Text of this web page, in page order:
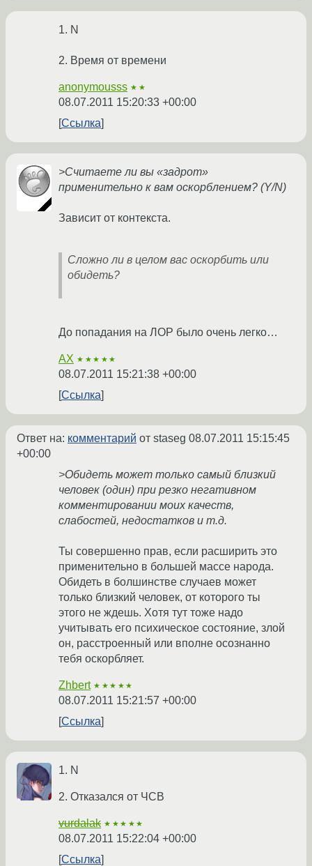
1. N
2. Время от времени
anonymousss ★★
08.07.2011 15:20:33 +00:00
Ссылка
>Считаете ли вы «задрот»
применительно к вам оскорблением? (Y/N)
Зависит от контекста.
Сложно ли в целом вас оскорбить или
обидеть?
До попадания на ЛОР было очень легко…
AX ★★★★★
08.07.2011 15:21:38 +00:00
Ссылка
Ответ на: комментарий от staseg 08.07.2011 15:15:45
+00:00
>Обидеть может только самый близкий
человек (один) при резко негативном
комментировании моих качеств,
слабостей, недостатков и т.д.
Ты совершенно прав, если расширить это
применительно в большей массе народа.
Обидеть в болшинстве случаев может
только близкий человек, от которого ты
этого не ждешь. Хотя тут тоже надо
учитывать его психическое состояние, злой
он, расстроенный или вполне осознанно
тебя оскорбляет.
Zhbert ★★★★★
08.07.2011 15:21:57 +00:00
Ссылка
1. N
2. Отказался от ЧСВ
vurdalak ★★★★★
08.07.2011 15:22:04 +00:00
Ссылка